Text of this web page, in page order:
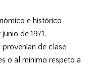
e histórico
de 1971.
provenían de clase
o al mínimo respeto a